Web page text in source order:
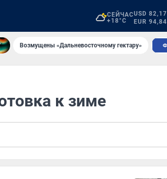
СЕЙЧАС
+18°C
USD 82,17
EUR 94,84
Возмущены «Дальневосточному гектару»
к зиме